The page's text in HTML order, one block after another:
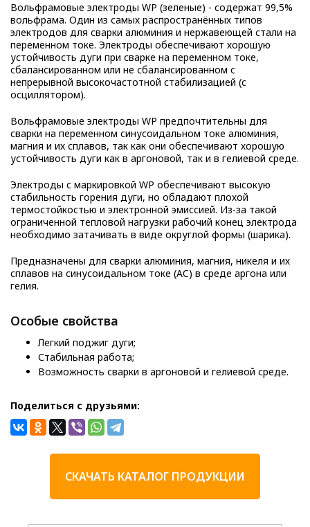
Вольфрамовые электроды WP (зеленые) - содержат 99,5%
вольфрама. Один из самых распространённых типов
электродов для сварки алюминия и нержавеющей стали на
переменном токе. Электроды обеспечивают хорошую
устойчивость дуги при сварке на переменном токе,
сбалансированном или не сбалансированном с
непрерывной высокочастотной стабилизацией (с
осциллятором).
Вольфрамовые электроды WP предпочтительны для
сварки на переменном синусоидальном токе алюминия,
магния и их сплавов, так как они обеспечивают хорошую
устойчивость дуги как в аргоновой, так и в гелиевой среде.
Электроды с маркировкой WP обеспечивают высокую
стабильность горения дуги, но обладают плохой
термостойкостью и электронной эмиссией. Из-за такой
ограниченной тепловой нагрузки рабочий конец электрода
необходимо затачивать в виде округлой формы (шарика).
Предназначены для сварки алюминия, магния, никеля и их
сплавов на cинусоидальном токе (AC) в среде аргона или
гелия.
Особые свойства
Легкий поджиг дуги;
Стабильная работа;
Возможность сварки в аргоновой и гелиевой среде.
Поделиться с друзьями:
СКАЧАТЬ КАТАЛОГ ПРОДУКЦИИ